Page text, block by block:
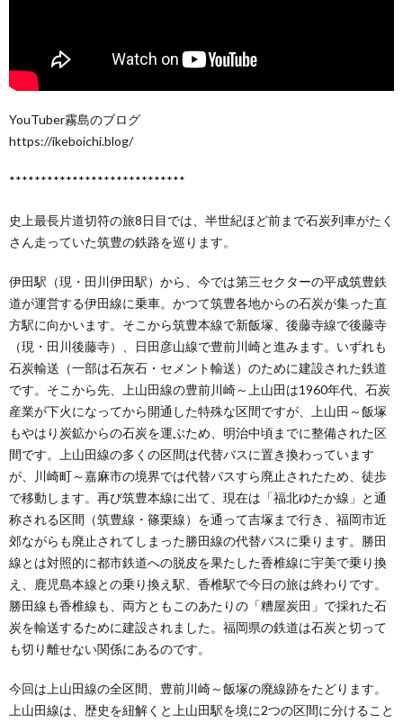
YouTuber霧島のブログ
https://ikeboichi.blog/
****************************
史上最長片道切符の旅8日目では、半世紀ほど前まで石炭列車がたく
さん走っていた筑豊の鉄路を巡ります。
伊田駅（現・田川伊田駅）から、今では第三セクターの平成筑豊鉄
道が運営する伊田線に乗車。かつて筑豊各地からの石炭が集った直
方駅に向かいます。そこから筑豊本線で新飯塚、後藤寺線で後藤寺
（現・田川後藤寺）、日田彦山線で豊前川崎と進みます。いずれも
石炭輸送（一部は石灰石・セメント輸送）のために建設された鉄道
です。そこから先、上山田線の豊前川崎～上山田は1960年代、石炭
産業が下火になってから開通した特殊な区間ですが、上山田～飯塚
もやはり炭鉱からの石炭を運ぶため、明治中頃までに整備された区
間です。上山田線の多くの区間は代替バスに置き換わっています
が、川崎町～嘉麻市の境界では代替バスすら廃止されたため、徒歩
で移動します。再び筑豊本線に出て、現在は「福北ゆたか線」と通
称される区間（筑豊線・篠栗線）を通って吉塚まで行き、福岡市近
郊ながらも廃止されてしまった勝田線の代替バスに乗ります。勝田
線とは対照的に都市鉄道への脱皮を果たした香椎線に宇美で乗り換
え、鹿児島本線との乗り換え駅、香椎駅で今日の旅は終わりです。
勝田線も香椎線も、両方ともこのあたりの「糟屋炭田」で採れた石
炭を輸送するために建設されました。福岡県の鉄道は石炭と切って
も切り離せない関係にあるのです。
今回は上山田線の全区間、豊前川崎～飯塚の廃線跡をたどります。
上山田線は、歴史を紐解くと上山田駅を境に2つの区間に分けること